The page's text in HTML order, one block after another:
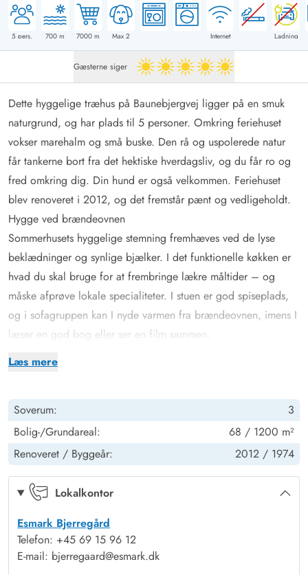
5 pers. 700 m 7000 m Max 2 Internet Ladning
Gæsterne siger 5 ud af 5
Læs mere
Dette hyggelige træhus på Baunebjergvej ligger på en smuk
naturgrund, og har plads til 5 personer. Omkring feriehuset
vokser marehalm og små buske. Den rå og uspolerede natur
får tankerne bort fra det hektiske hverdagsliv, og du får ro og
fred omkring dig. Din hund er også velkommen. Feriehuset
blev renoveret i 2012, og det fremstår pænt og vedligeholdt.
Hygge ved brændeovnen
Sommerhusets hyggelige stemning fremhæves ved de lyse
beklædninger og synlige bjælker. I det funktionelle køkken er
hvad du skal bruge for at frembringe lækre måltider – og
måske afprøve lokale specialiteter. I stuen er god spiseplads,
og i sofagruppen kan I nyde varmen fra brændeovnen, imens I
læser en god bog eller ser en film sammen.
Der er gulvvarme i badeværelset, hvor der også er en
Sommerhuset opvarmes bl.a. med energibesparende
varmepumpe.
Nyd solen på terrassen
Det charmerende træhus på Baunebjergvej 17 ligger i et
naturskønt område, bare 700 meter fra det brusende
lukkede terrasse giver jer masser af mulighed for at finde læ,
sol eller skygge i takt med solens gang på himlen. Tag hunden
med på en frisk gåtur til den kilometerlange sandstrand ved
Soverum:
3
Bolig-/Grundareal:
68 / 1200 m²
Renoveret / Byggeår: 2012 / 1974
Lokalkontor
Esmark Bjerregård
Telefon: +45 69 15 96 12
E-mail: bjerregaard@esmark.dk